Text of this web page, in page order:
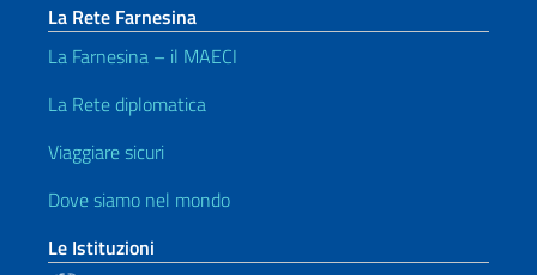
La Rete Farnesina
La Farnesina – il MAECI
La Rete diplomatica
Viaggiare sicuri
Dove siamo nel mondo
Le Istituzioni